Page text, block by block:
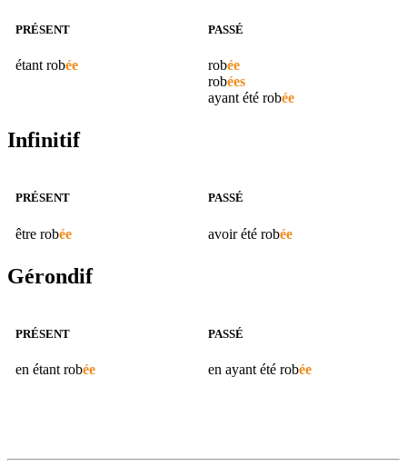
PRÉSENT
étant robée
PASSÉ
robée
robées
ayant été robée
Infinitif
PRÉSENT
être robée
PASSÉ
avoir été robée
Gérondif
PRÉSENT
en étant robée
PASSÉ
en ayant été robée